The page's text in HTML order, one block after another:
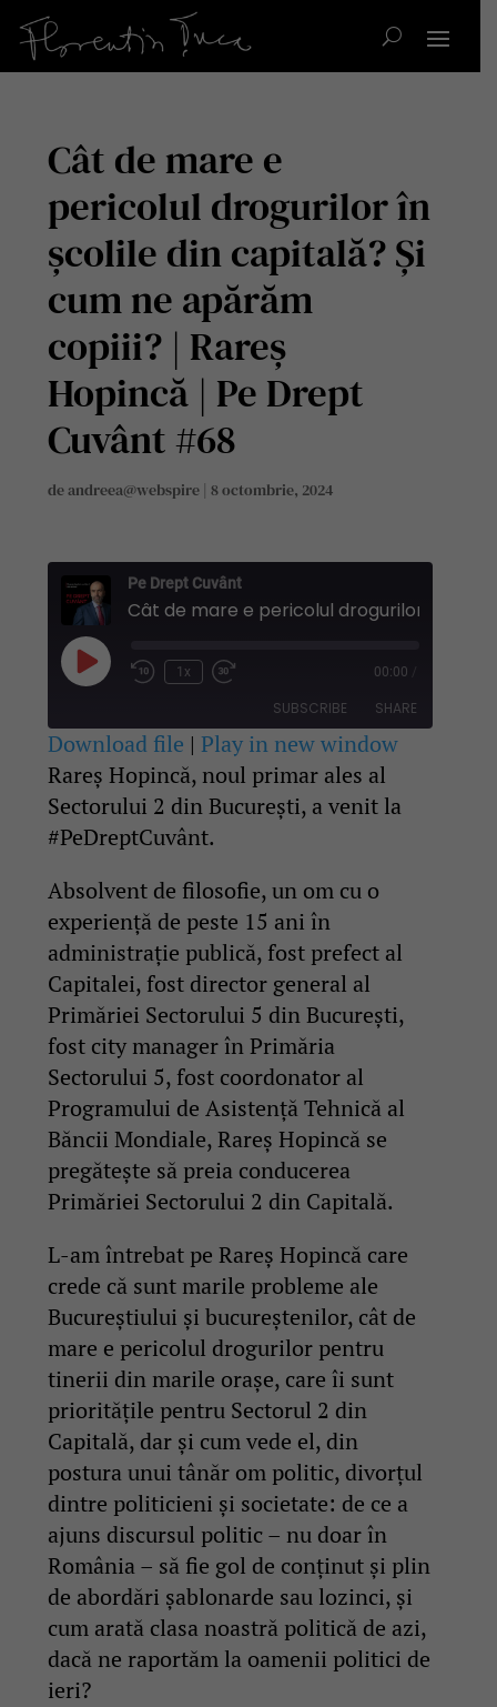
Cât de mare e
pericolul drogurilor în
școlile din capitală? Și
cum ne apărăm
copiii? | Rareș
Hopincă | Pe Drept
Cuvânt #68
deandreea@webspire |8 octombrie, 2024
Pe Drept Cuvânt
Play
Episode
Rewind
1x
Fast
seconds
00:00
SUBSCRIBE SHARE
RSS FEED
SHARE
LINK
Download file |Play in new window
Rareș Hopincă, noul primar ales al
Sectorului 2 din București, a venit la
#PeDreptCuvânt.
Absolvent de filosofie, un om cu o
experiență de peste 15 ani în
administrație publică, fost prefect al
Capitalei, fost director general al
Primăriei Sectorului 5 din București,
fost city manager în Primăria
Sectorului 5, fost coordonator al
Programului de Asistență Tehnică al
Băncii Mondiale, Rareș Hopincă se
pregătește să preia conducerea
Primăriei Sectorului 2 din Capitală.
L-am întrebat pe Rareș Hopincă care
crede că sunt marile probleme ale
Bucureștiului și bucureștenilor, cât de
mare e pericolul drogurilor pentru
tinerii din marile orașe, care îi sunt
prioritățile pentru Sectorul 2 din
Capitală, dar și cum vede el, din
postura unui tânăr om politic, divorțul
dintre politicieni și societate: de ce a
ajuns discursul politic – nu doar în
România – să fie gol de conținut și plin
de abordări șablonarde sau lozinci, și
cum arată clasa noastră politică de azi,
dacă ne raportăm la oamenii politici de
ieri?